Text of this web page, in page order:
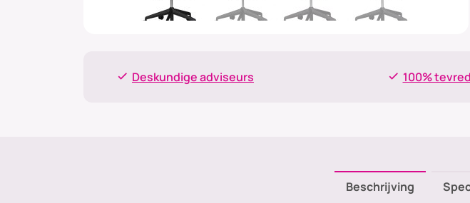
Deskundige adviseurs 100%
Beschrijving